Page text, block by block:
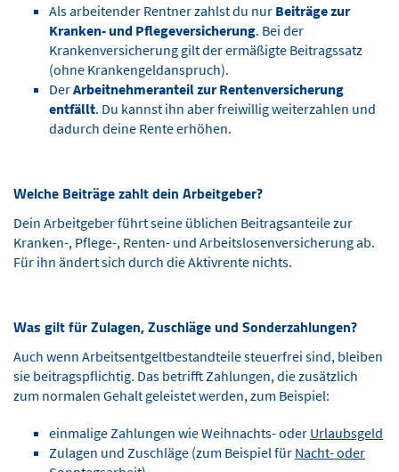
Als arbeitender Rentner zahlst du nur Beiträge zur
Kranken- und Pflegeversicherung. Bei der
Krankenversicherung gilt der ermäßigte Beitragssatz
(ohne Krankengeldanspruch).
DerArbeitnehmeranteil zur Rentenversicherung
entfällt. Du kannst ihn aber freiwillig weiterzahlen und
dadurch deine Rente erhöhen.
Welche Beiträge zahlt dein Arbeitgeber?
Dein Arbeitgeber führt seine üblichen Beitragsanteile zur
Kranken-, Pflege-, Renten- und Arbeitslosenversicherung ab.
Für ihn ändert sich durch die Aktivrente nichts.
Was gilt für Zulagen, Zuschläge und Sonderzahlungen?
Auch wenn Arbeitsentgeltbestandteile steuerfrei sind, bleiben
sie beitragspflichtig. Das betrifft Zahlungen, die zusätzlich
zum normalen Gehalt geleistet werden, zum Beispiel:
einmalige Zahlungen wie Weihnachts- oder Urlaubsgeld
Zulagen und Zuschläge (zum Beispiel für Nacht- oder